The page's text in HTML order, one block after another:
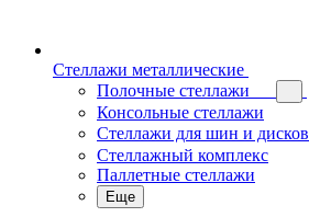
Стеллажи металлические
Полочные стеллажи
Консольные стеллажи
Стеллажи для шин и дисков
Стеллажный комплекс
Паллетные стеллажи
Еще